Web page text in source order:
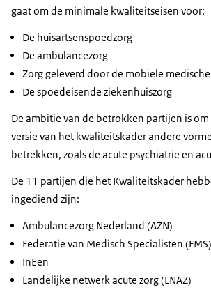
gaat om de minimale kwaliteitseisen voor:
De huisartsenspoedzorg
De ambulancezorg
Zorg geleverd door de mobiele
De spoedeisende ziekenhuiszorg
De ambitie van de betrokken partijen is
versie van het kwaliteitskader andere
betrekken, zoals de acute psychiatrie en
De 11 partijen die het Kwaliteitskader
ingediend zijn:
Ambulancezorg Nederland (AZN)
Federatie van Medisch Specialisten (FMS)
InEen
Landelijke netwerk acute zorg (LNAZ)